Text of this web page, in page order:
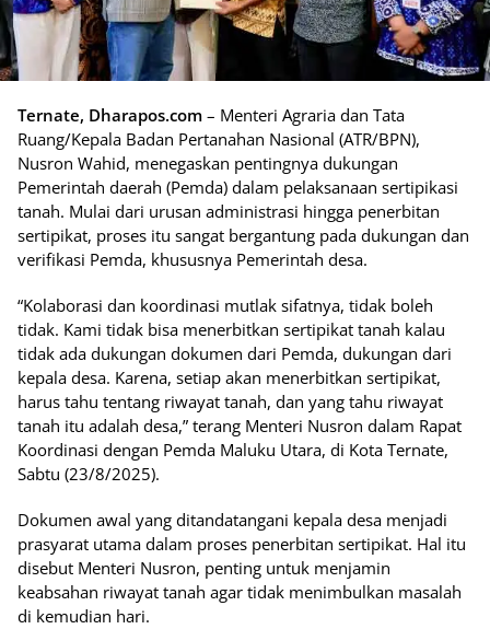
Ternate, Dharapos.com – Menteri Agraria dan Tata
Ruang/Kepala Badan Pertanahan Nasional (ATR/BPN),
Nusron Wahid, menegaskan pentingnya dukungan
Pemerintah daerah (Pemda) dalam pelaksanaan sertipikasi
tanah. Mulai dari urusan administrasi hingga penerbitan
sertipikat, proses itu sangat bergantung pada dukungan dan
verifikasi Pemda, khususnya Pemerintah desa.
“Kolaborasi dan koordinasi mutlak sifatnya, tidak boleh
tidak. Kami tidak bisa menerbitkan sertipikat tanah kalau
tidak ada dukungan dokumen dari Pemda, dukungan dari
kepala desa. Karena, setiap akan menerbitkan sertipikat,
harus tahu tentang riwayat tanah, dan yang tahu riwayat
tanah itu adalah desa,” terang Menteri Nusron dalam Rapat
Koordinasi dengan Pemda Maluku Utara, di Kota Ternate,
Sabtu (23/8/2025).
Dokumen awal yang ditandatangani kepala desa menjadi
prasyarat utama dalam proses penerbitan sertipikat. Hal itu
disebut Menteri Nusron, penting untuk menjamin
keabsahan riwayat tanah agar tidak menimbulkan masalah
di kemudian hari.